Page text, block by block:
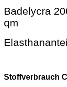
Badelycra
qm
Stoffverbrauch